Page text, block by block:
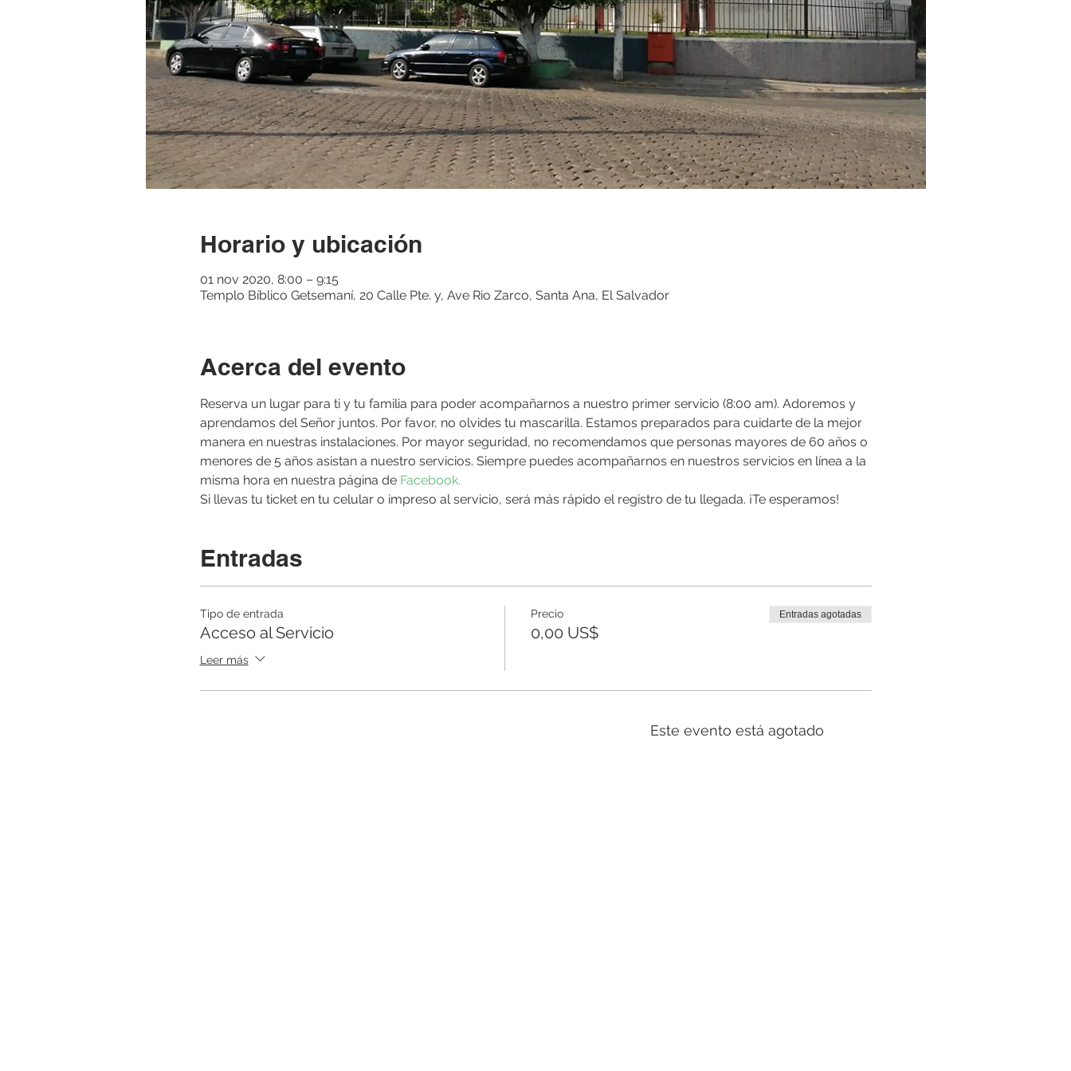
Horario y ubicación
01 nov 2020, 8:00 – 9:15
Templo Bíblico Getsemaní, 20 Calle Pte. y, Ave Rio Zarco, Santa Ana, El Salvador
Acerca del evento
Reserva un lugar para ti y tu familia para poder acompañarnos a nuestro primer servicio (8:00 am). Adoremos y
aprendamos del Señor juntos. Por favor, no olvides tu mascarilla. Estamos preparados para cuidarte de la mejor
manera en nuestras instalaciones. Por mayor seguridad, no recomendamos que personas mayores de 60 años o
menores de 5 años asistan a nuestro servicios. Siempre puedes acompañarnos en nuestros servicios en línea a la
misma hora en nuestra página de Facebook.
Si llevas tu ticket en tu celular o impreso al servicio, será más rápido el registro de tu llegada. ¡Te esperamos!
Entradas
Tipo de entrada
Acceso al Servicio
Leer más
Precio
0,00 US$
Entradas agotadas
Este evento está agotado